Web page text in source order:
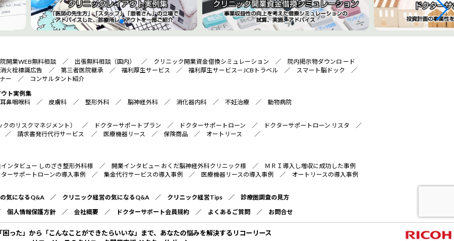
開業WEB無料相談 ／ 出張無料相談（国内） ／ クリニック開業資金借換シミュレーション ／ 院内掲示物ダウンロ ード
消火栓標識広告 ／ 第三者医院継承 ／ 福利厚生サービス ／ 福利厚生サービス－JCBトラベル ／ スマート脳ドック ／
ー ／ コンサルタント紹介
ト実例集
耳鼻咽喉科 ／ 皮膚科 ／ 整形外科 ／ 脳神経外科 ／ 消化器内科 ／ 不妊治療 ／ 動物病院
のリスクマネジメント） ／ ドクターサポートプラン ／ ドクターサポートローン ／ ドクターサポートローン リスタ ／
請求書発行代行サービス ／ 医療機器リース ／ 保険商品 ／ オートリース ／
ンタビュー しのざき整形外科様 ／ 開業インタビュー おくだ脳神経外科クリニック様 ／
ＭＲＩ導入し増収に成功した事例
ーサポートローンの導入事例 ／ 集金代行サービスの導入事例 ／ 医療機器リースの導入事例 ／ オートリースの導入事例
気になるQ&A／ クリニック経営の気になるQ&A／ クリニック経営Tips ／ 診療圏調査の見方
個人情報保護方針 ／ 会社概要 ／ ドクターサポート会員規約 ／ よくあるご質問 ／ お問合せ
った」から「こんなことができたらいいな」まで、あなたの悩みを解決するリコーリース